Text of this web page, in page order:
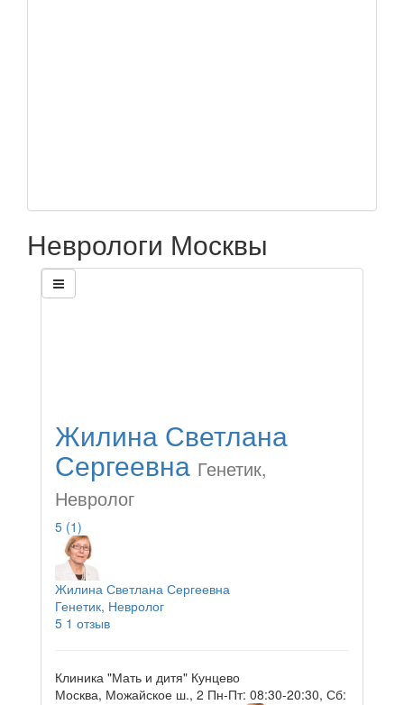
Неврологи Москвы
Жилина Светлана
Сергеевна Генетик,
Невролог
5 (1)
Жилина Светлана Сергеевна
Генетик, Невролог
5 1 отзыв
Клиника "Мать и дитя" Кунцево
Москва, Можайское ш., 2 Пн-Пт: 08:30-20:30, Сб: